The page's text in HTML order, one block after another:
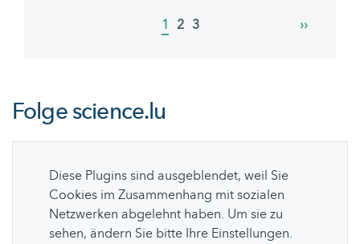
Current
1 Page
2 Page
3
Next
››
Folgescience.lu
Diese Plugins sind ausgeblendet, weil Sie
Cookies im Zusammenhang mit sozialen
Netzwerken abgelehnt haben. Um sie zu
sehen, ändern Sie bitte Ihre Einstellungen.